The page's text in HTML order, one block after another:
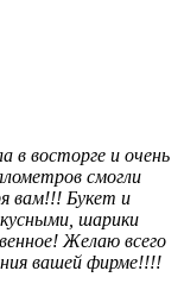
в восторге и очень
смогли
вам!!! Букет и
шарики
Желаю всего
вашей фирме!!!!